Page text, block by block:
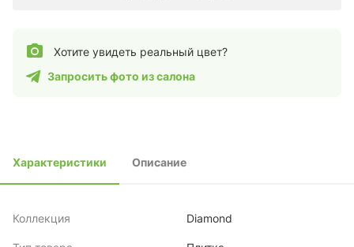
Хотите увидеть реальный цвет?
Запросить фото из салона
Характеристики Описание
Коллекция Diamond